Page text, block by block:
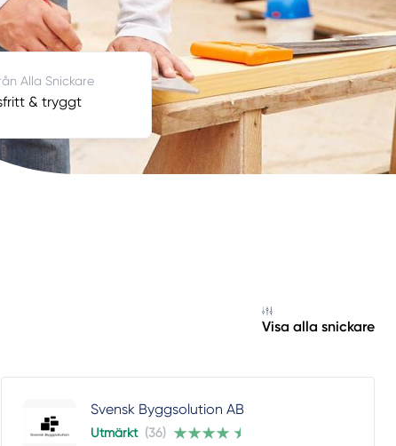
Alla Snickare
& tryggt
Visa alla snickare
Svensk Byggsolution AB
Utmärkt (36)